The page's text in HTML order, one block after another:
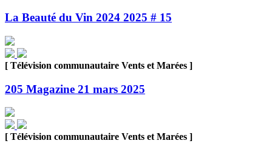
La Beauté du Vin 2024 2025 # 15
[ Télévision communautaire Vents et Marées ]
205 Magazine 21 mars 2025
[ Télévision communautaire Vents et Marées ]